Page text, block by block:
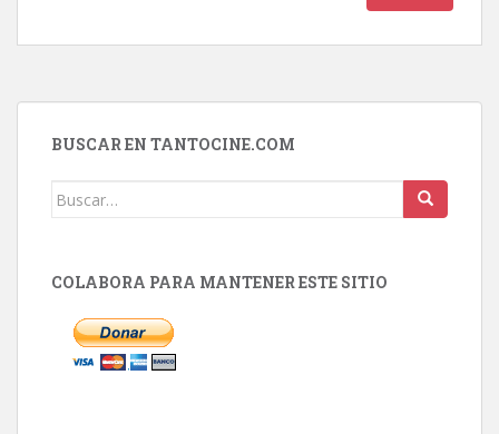
BUSCAR EN TANTOCINE.COM
Buscar:
COLABORA PARA MANTENER ESTE SITIO